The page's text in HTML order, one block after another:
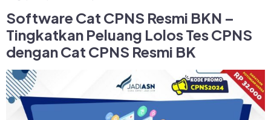
Software Cat CPNS Resmi BKN –
Tingkatkan Peluang Lolos Tes CPNS
dengan Cat CPNS Resmi BK